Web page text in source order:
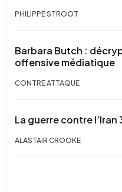
PHILIPPE STROOT
Barbara Butch :
offensive médiatique
CONTRE ATTAQUE
La guerre contre l’Iran
ALASTAIR CROOKE